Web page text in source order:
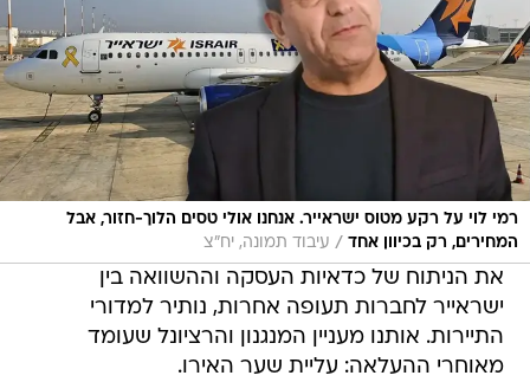
רמי לוי על רקע מטוס ישראייר. אנחנו אולי טסים הלוך-חזור, אבל
המחירים, רק בכיוון אחד / עיבוד תמונה, יח"צ
את הניתוח של כדאיות העסקה וההשוואה בין
ישראייר לחברות תעופה אחרות, נותיר למדורי
התיירות. אותנו מעניין המנגנון והרציונל שעומד
מאוחרי ההעלאה: עליית שער האירו.